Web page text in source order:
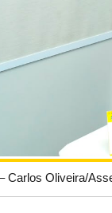
Carlos Oliveira/